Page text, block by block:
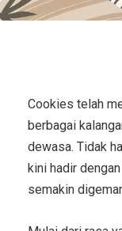
Cookies telah
berbagai
dewasa. Tidak
kini hadir
semakin